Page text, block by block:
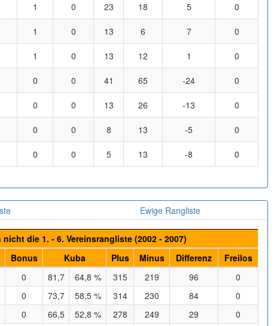
1 0 23 18 5 0
1 0 13 6 7 0
1 0 13 12 1 0
0 0 41 65 -24 0
0 0 13 26 -13 0
0 0 8 13 -5 0
0 0 5 13 -8 0
Ewige Rangliste
die 1. - 6. Vereinsrangliste (2002 - 2007)
Bonus Kuba Plus Minus Differenz
Freilos
0 81,7 64,8 % 315 219 96
0
0 73,7 58,5 % 314 230 84
0
0 66,5 52,8 % 278 249 29
0